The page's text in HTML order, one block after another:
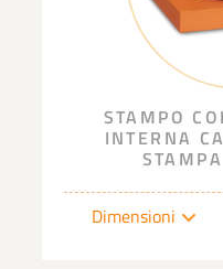
STAMPO
INTERNA
Dimensioni